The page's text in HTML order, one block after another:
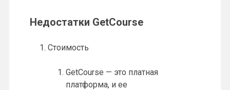
Недостатки GetCourse
Стоимость
GetCourse — это платная
платформа, и ее